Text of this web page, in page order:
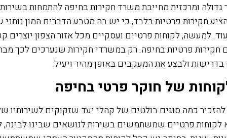
ומרכזית מחייבת משרד חקירות בחיפה להתמחות
חקירות פרטיות בלבד, כי יש בה מטבע הדברים המון נותני
למעשה, לקוחות פרטיים ועסקיים מכל אזור הצפון
פרטיות בחיפה. רק במשרדי חקירות שנערכים לכך
בדרישות ולבצע את המעקבים באופן מהיר ויעיל.
של חוקר פרטי בחיפה
כמה סוגים בולטים של קהלי יעד שזקוקים לשירותיו
לקוחות פרטיים שמשתמשים בשירות לנושאים שבינו לבינה,